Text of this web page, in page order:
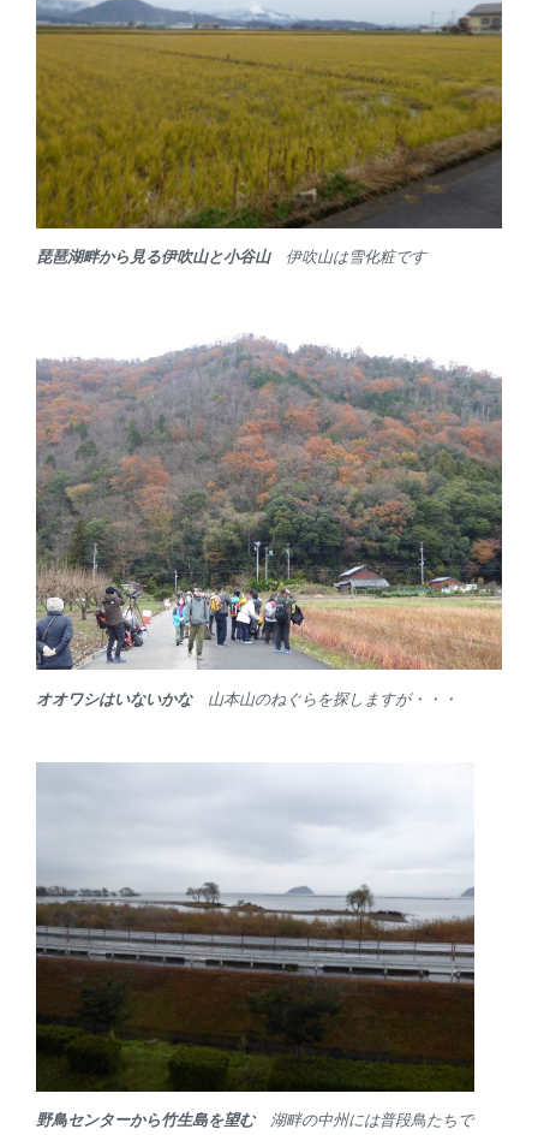
琵琶湖畔から見る伊吹山と小谷山伊吹山は雪化粧です
オオワシはいないかな山本山のねぐらを探しますが・・・
野鳥センターから竹生島を望む湖畔の中州には普段鳥たちで